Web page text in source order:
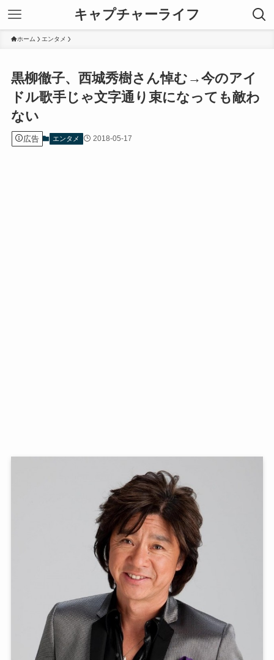
キャプチャーライフ
ホーム エンタメ
黒柳徹子、西城秀樹さん悼む→今のアイ
ドル歌手じゃ文字通り束になっても敵わ
ない
広告 エンタメ 2018-05-17